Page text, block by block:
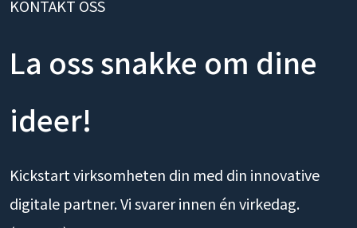
ideer!
digitale partner. Vi svarer innen én virkedag.
(GMT+8)